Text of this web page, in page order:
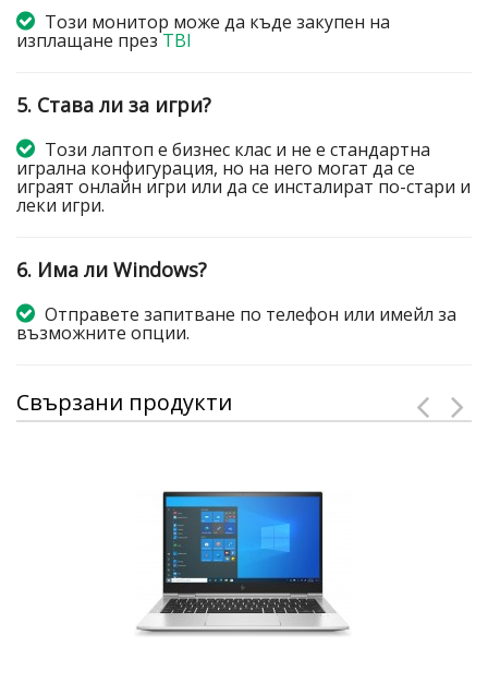
Този монитор може да къде закупен на
изплащане презTBI
5. Става ли за игри?
Този лаптоп е бизнес клас и не е стандартна
игрална конфигурация, но на него могат да се
играят онлайн игри или да се инсталират по-стари и
леки игри.
6. Има ли Windows?
Отправете запитване по телефон или имейл за
възможните опции.
Свързани продукти